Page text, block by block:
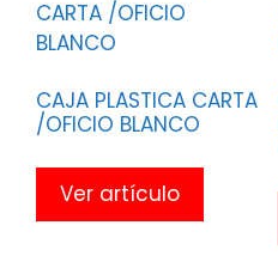
CAJA PLASTICA CARTA
/OFICIO BLANCO
Ver artículo